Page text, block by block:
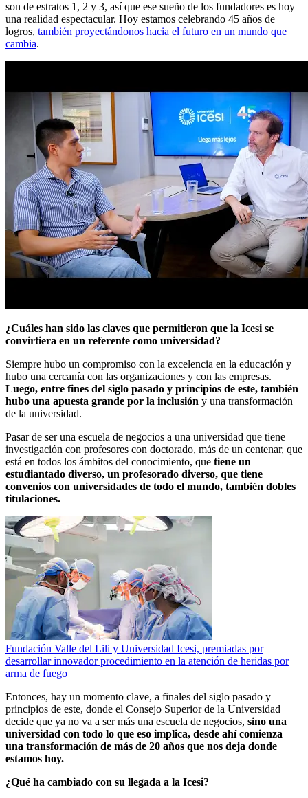
son de estratos 1, 2 y 3, así que ese sueño de los fundadores es hoy
una realidad espectacular. Hoy estamos celebrando 45 años de
logros, también proyectándonos hacia el futuro en un mundo que
cambia.
¿Cuáles han sido las claves que permitieron que la Icesi se
convirtiera en un referente como universidad?
Siempre hubo un compromiso con la excelencia en la educación y
hubo una cercanía con las organizaciones y con las empresas.
Luego, entre fines del siglo pasado y principios de este, también
hubo una apuesta grande por la inclusión y una transformación
de la universidad.
Pasar de ser una escuela de negocios a una universidad que tiene
investigación con profesores con doctorado, más de un centenar, que
está en todos los ámbitos del conocimiento, que tiene un
estudiantado diverso, un profesorado diverso, que tiene
convenios con universidades de todo el mundo, también dobles
titulaciones.
Fundación Valle del Lili y Universidad Icesi, premiadas por
desarrollar innovador procedimiento en la atención de heridas por
arma de fuego
Entonces, hay un momento clave, a finales del siglo pasado y
principios de este, donde el Consejo Superior de la Universidad
decide que ya no va a ser más una escuela de negocios, sino una
universidad con todo lo que eso implica, desde ahí comienza
una transformación de más de 20 años que nos deja donde
estamos hoy.
¿Qué ha cambiado con su llegada a la Icesi?